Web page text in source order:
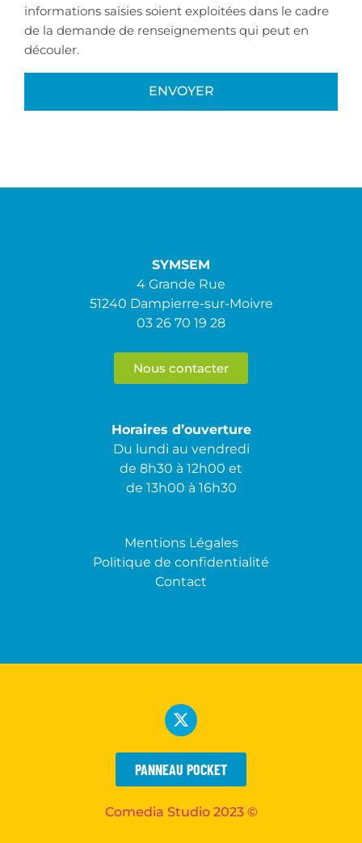
informations saisies soient exploitées dans le cadre
de la demande de renseignements qui peut en
découler.
ENVOYER
SYMSEM
4 Grande Rue
51240 Dampierre-sur-Moivre
03 26 70 19 28
Nous contacter
Horaires d’ouverture
Du lundi au vendredi
de 8h30 à 12h00 et
de 13h00 à 16h30
Mentions Légales
Politique de confidentialité
Contact
PANNEAU POCKET
Comedia Studio 2023 ©